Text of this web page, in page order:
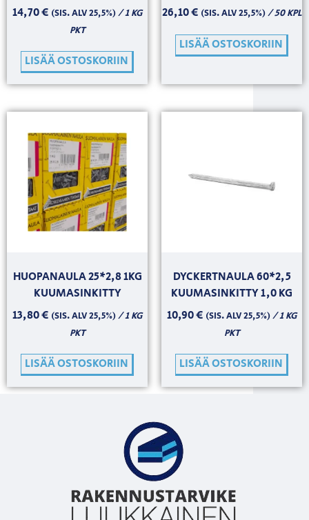
14,70€ (SIS. ALV 25,5%)/ 1 KG
PKT
LISÄÄ OSTOSKORIIN
26,10€ (SIS. ALV 25,5%)/ 50 KPL
LISÄÄ OSTOSKORIIN
HUOPANAULA 25*2,8 1KG
KUUMASINKITTY
13,80€ (SIS. ALV 25,5%)/ 1 KG
PKT
LISÄÄ OSTOSKORIIN
DYCKERTNAULA 60*2,5
KUUMASINKITTY 1,0 KG
10,90€ (SIS. ALV 25,5%)/ 1 KG
PKT
LISÄÄ OSTOSKORIIN